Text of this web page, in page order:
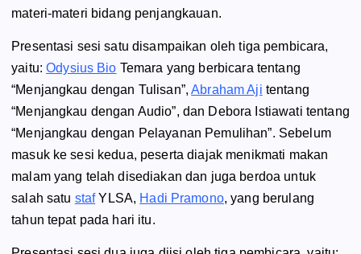
materi-materi bidang penjangkauan.
Presentasi sesi satu disampaikan oleh tiga pembicara,
yaitu:Odysius Bio Temara yang berbicara tentang
“Menjangkau dengan Tulisan”,Abraham Aji tentang
“Menjangkau dengan Audio”, dan Debora Istiawati tentang
“Menjangkau dengan Pelayanan Pemulihan”. Sebelum
masuk ke sesi kedua, peserta diajak menikmati makan
malam yang telah disediakan dan juga berdoa untuk
salah satu stafYLSA, Hadi Pramono, yang berulang
tahun tepat pada hari itu.